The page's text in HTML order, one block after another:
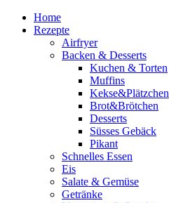
Home
Rezepte
Airfryer
Backen & Desserts
Kuchen & Torten
Muffins
Kekse&Plätzchen
Brot&Brötchen
Desserts
Süsses Gebäck
Pikant
Schnelles Essen
Eis
Salate & Gemüse
Getränke